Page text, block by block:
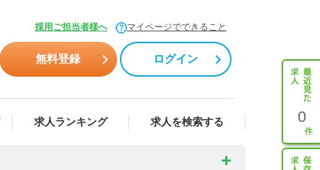
採用ご担当者様へ マイページでできること
無料登録 ログイン
求人ランキング 求人を検索する 0